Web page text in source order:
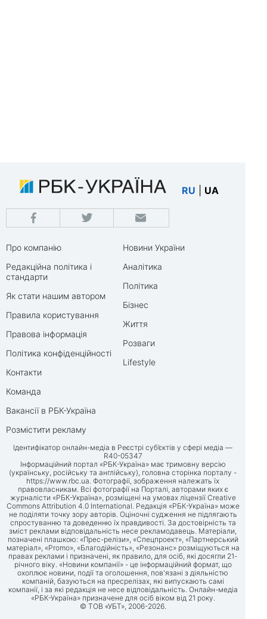
RU UA
Про компанію
Редакційна політика і
стандарти
Як стати нашим автором
Правила користування
Правова інформація
Політика конфіденційності
Контакти
Команда
Вакансії в РБК-Україна
Розмістити рекламу
Новини України
Аналітика
Політика
Бізнес
Життя
Розваги
Lifestyle
Ідентифікатор онлайн-медіа в Реєстрі суб’єктів у сфері медіа —
R40-05347
Інформаційний портал «РБК-Україна» має тримовну версію
(українську, російську та англійську), головна сторінка порталу -
https://www.rbc.ua. Фотографії, зображення належать їх
правовласникам. Всі фотографії на Порталі, авторами яких є
журналісти «РБК-Україна», розміщені на умовах ліцензії Creative
Commons Attribution 4.0 International. Редакція «РБК-Україна» може
не поділяти точку зору авторів. Оціночні судження не підлягають
спростуванню та доведенню їх правдивості. За достовірність та
зміст реклами відповідальність несе рекламодавець. Матеріали,
позначені плашкою: «Прес-релізи», «Спецпроект», «Партнерський
матеріал», «Promo», «Благодійність», «Резонанс» розміщуються на
правах реклами і призначені, як правило, для осіб, які досягли 21-
річного віку. «Новини компанії» - це інформаційний формат, що
охоплює новини, події та оголошення, пов'язані з діяльністю
компаній, базуються на пресрелізах, які випускають самі
компанії, і за які редакція не несе відповідальність. Онлайн-медіа
«РБК-Україна» призначене для осіб віком від 21 року.
© ТОВ «УБТ», 2006-2026.